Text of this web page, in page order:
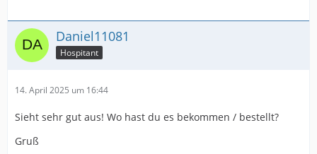
Daniel11081
Hospitant
14. April 2025 um 16:44
Sieht sehr gut aus! Wo hast du es bekommen / bestellt?
Gruß